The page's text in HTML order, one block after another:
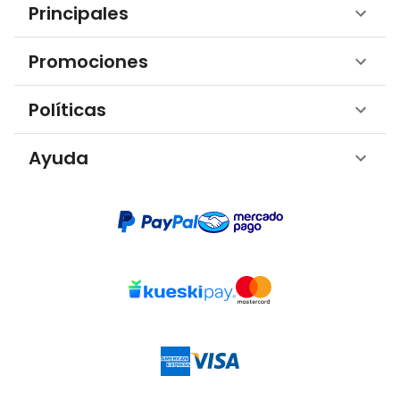
Principales
Promociones
Políticas
Ayuda